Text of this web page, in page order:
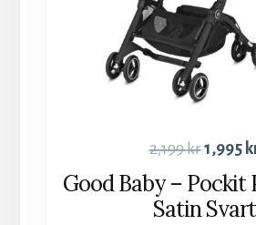
2,199kr1,995
Good Baby – Pockit
Satin Svart